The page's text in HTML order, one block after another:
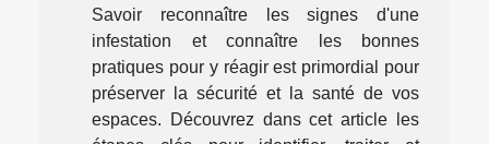
Savoir reconnaître les signes d'une
infestation et connaître les bonnes
pratiques pour y réagir est primordial pour
préserver la sécurité et la santé de vos
espaces. Découvrez dans cet article les